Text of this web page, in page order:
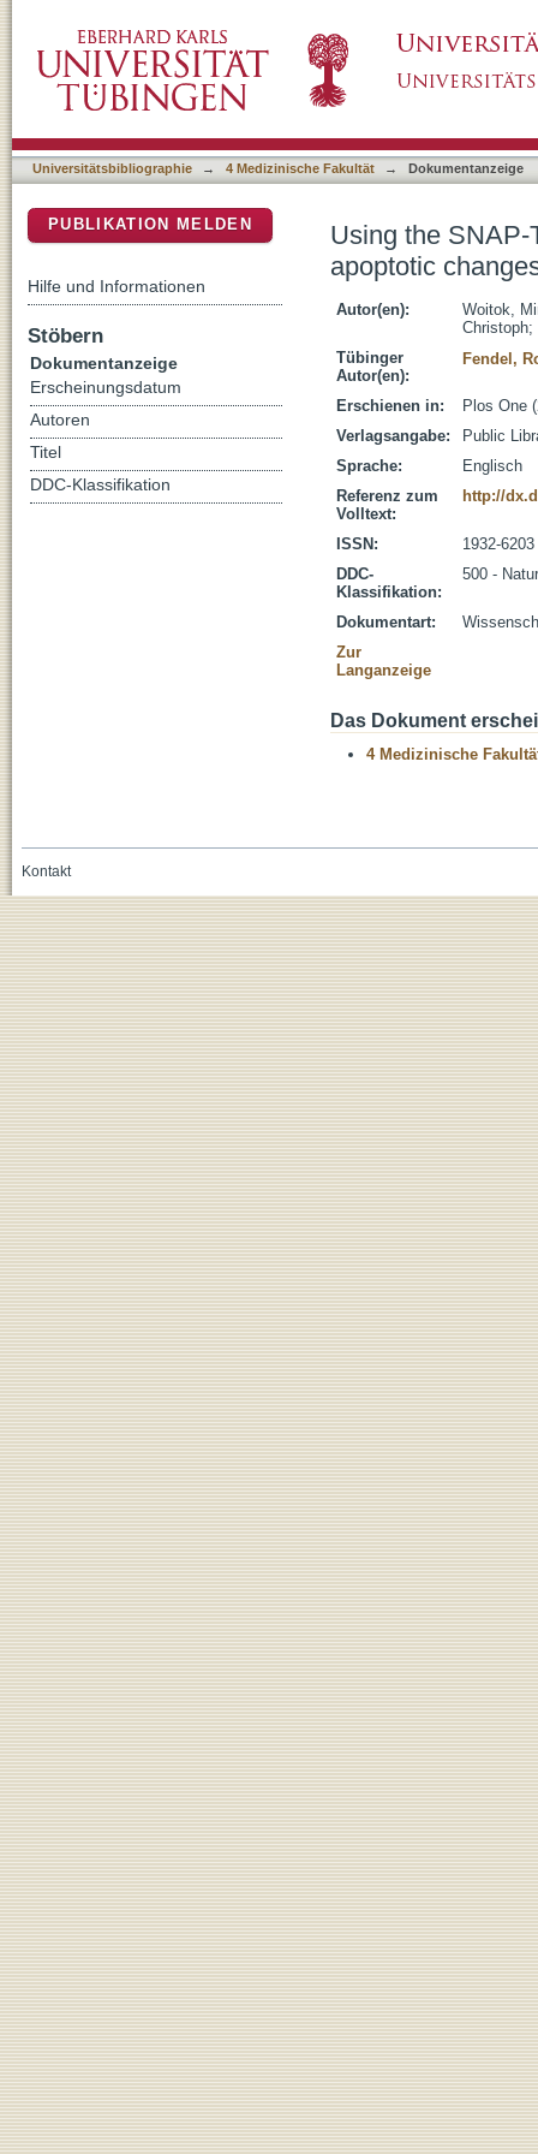
and blood cells with different dyes
Universitätsbibliographie → 4 Medizinische Fakultät → Dokumentanzeige
Using the SNAP-
apoptotic
Autor(en):
Woitok,
Christoph;
Tübinger
Autor(en):
Fendel,
Erschienen in:
Plos One
Verlagsangabe:
Public
Sprache:
Englisch
Referenz zum
Volltext:
http://
ISSN:
1932-6203
DDC-
Klassifikation:
500 -
Dokumentart:
Zur
Langanzeige
Das Dokument
4 Medizinische
PUBLIKATION MELDEN
Hilfe und Informationen
Stöbern
Dokumentanzeige
Erscheinungsdatum
Autoren
Titel
DDC-Klassifikation
Kontakt